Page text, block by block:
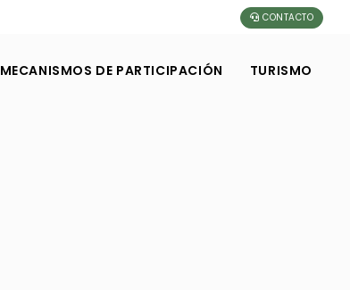
CONTACTO
MECANISMOS DE PARTICIPACIÓN TURISMO